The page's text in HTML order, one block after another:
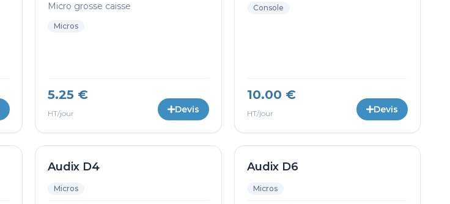
Micro grosse caisse
Micros
5.25 €
HT/jour Devis
Console
10.00 €
HT/jour Devis
Audix D4
Micros
Audix D6
Micros